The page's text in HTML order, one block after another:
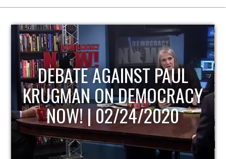
DEBATE AGAINST PAUL
KRUGMAN ON DEMOCRACY
NOW! | 02/24/2020